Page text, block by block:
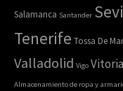
Salamanca Santander
Tenerife Tossa De Mar
Valladolid Vigo Vitoria
Almacenamiento de ropa y